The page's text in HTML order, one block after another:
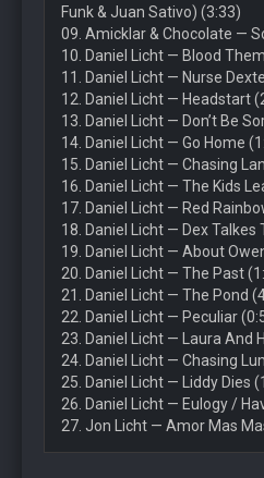
Funk & Juan Sativo) (3:33)
09. Amicklar & Chocolate —
10. Daniel Licht — Blood
11. Daniel Licht — Nurse
12. Daniel Licht — Headstart
13. Daniel Licht — Don’t Be
14. Daniel Licht — Go Home
15. Daniel Licht — Chasing
16. Daniel Licht — The Kids
17. Daniel Licht — Red
18. Daniel Licht — Dex Talkes
19. Daniel Licht — About
20. Daniel Licht — The Past
21. Daniel Licht — The Pond
22. Daniel Licht — Peculiar
23. Daniel Licht — Laura And
24. Daniel Licht — Chasing
25. Daniel Licht — Liddy Dies
26. Daniel Licht — Eulogy /
27. Jon Licht — Amor Mas